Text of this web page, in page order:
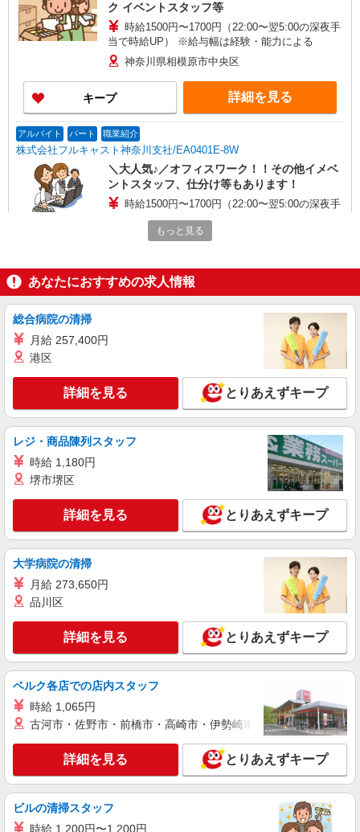
ク イベントスタッフ等
時給1500円〜1700円（22:00〜翌5:00の深夜手
当で時給UP） ※給与幅は経験・能力による
神奈川県相模原市中央区
キープ 詳細を見る
アルバイト パート 職業紹介
株式会社フルキャスト神奈川支社/EA0401E-8W
＼大人気♪／オフィスワーク！！その他イメベ
ントスタッフ、仕分け等もあります！
時給1500円〜1700円（22:00〜翌5:00の深夜手
当で時給UP） ※給与幅は経験・能力による
神奈川県相模原市中央区
キープ
戦力エージェント株式会社 海老名支店
半導体製造会社での一般事務
30分×21日=236,250円 +交通費実費支給（規定あ
り） +各種手当（規定あり） ★充実した福利厚生
★ 世帯主手当（扶養あり5,000円、扶養なし3,000
円） 配偶者手当（10,000円） 子ども手当 （5,000
円／1人※3名以上は一律15,000円） 日払い/週払
い対応可能！急な出費にも安心です♪
神奈川県相模原市中央区田名
キープ 詳細を見る
派遣社員
パーソルフィールドスタッフ株式会社 神奈川コーディネートセンタ
ー
生産計画関連のお仕事補助
時給1,800円 【月収例】292,950円（月21日就
業・残業なしの場合） ★交通費規定支給
神奈川県相模原市中央区 ★車通勤可 片道 直線
距離6km以上、または公共交通機関で50分以上の
詳細を見る
派遣社員
パーソルフィールドスタッフ株式会社 神奈川コーディネートセンタ
ー
時給1,900円 【月収例】309,225円（月21日就
業・残業なしの場合） ★交通費規定支給
神奈川県相模原市中央区 ★車通勤可 片道 直線
距離6km以上、または公共交通機関で50分以上の
方
キープ 詳細を見る
もっと見る
あなたにおすすめの求人情報
総合病院の清掃
月給 257,400円
港区
詳細を見る とりあえずキープ
レジ・商品陳列スタッフ
時給 1,180円
堺市堺区
詳細を見る とりあえずキープ
大学病院の清掃
月給 273,650円
品川区
詳細を見る とりあえずキープ
ベルク各店での店内スタッフ
時給 1,065円
古河市・佐野市・前橋市・高崎市・伊勢崎市・太田市・館林市
詳細を見る とりあえずキープ
ビルの清掃スタッフ
時給 1,200円〜1,200円